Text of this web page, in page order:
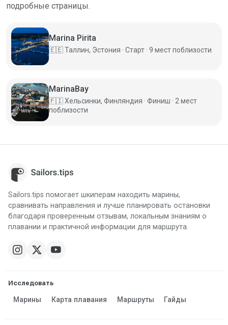
подробные страницы.
Marina Pirita
🇪🇪 Таллин, Эстония · Старт · 9 мест поблизости
MarinaBay
🇫🇮Хельсинки, Финляндия · Финиш · 2 мест
поблизости
Sailors.tips помогает шкиперам находить марины,
сравнивать направления и лучше планировать остановки
благодаря проверенным отзывам, локальным знаниям о
плавании и практичной информации для маршрута.
Исследовать
Марины Карта плавания Маршруты Гайды